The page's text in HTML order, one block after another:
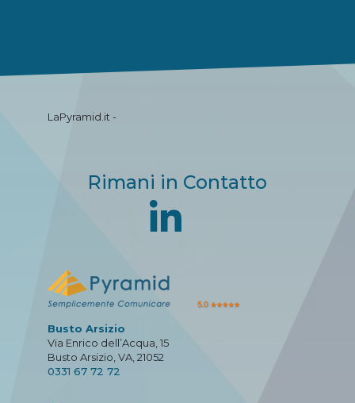
LaPyramid.it -
Rimani in Contatto
Busto Arsizio
Via Enrico dell’Acqua, 15
Busto Arsizio, VA, 21052
0331 67 72 72